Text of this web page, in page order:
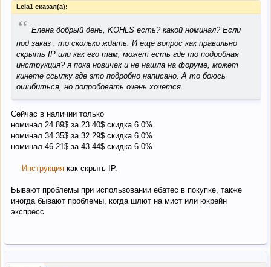
Lela1 сказал(а):
“ Елена добрый день, KOHLS есть? какой номинал? Если
под заказ , то сколько ждать. И еще вопрос как правильно
скрыть IP или как его там, может есть где то подробная
инструкция? я пока новичек и не нашла на форуме, может
кинете ссылку где это подробно написано. А то боюсь
ошибиться, но попробовать очень хочется.
Сейчас в наличии только
номинал 24.89$ за 23.40$ скидка 6.0%
номинал 34.35$ за 32.29$ скидка 6.0%
номинал 46.21$ за 43.44$ скидка 6.0%
Инструкция как скрыть IP.
Бывают проблемы при использовании ебатес в покупке, также
иногда бывают проблемы, когда шлют на мист или юкрейн
экспресс